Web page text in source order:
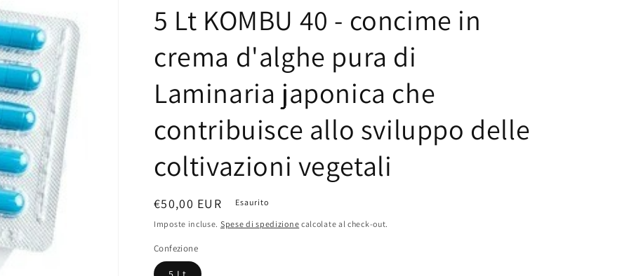
5 Lt KOMBU 40 - concime in
crema d'alghe pura di
Laminaria japonica che
contribuisce allo sviluppo delle
coltivazioni vegetali
Prezzo
di
listino
€50,00 EUR Esaurito
Imposte incluse. Spese di spedizione calcolate al check-out.
Confezione